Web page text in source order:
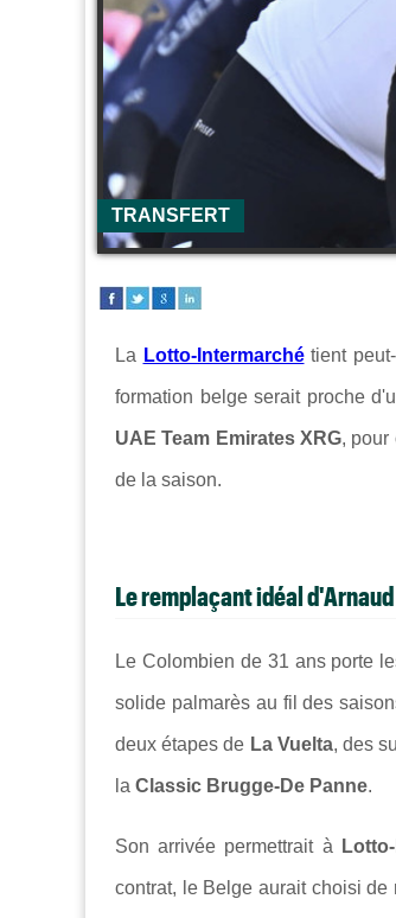
TRANSFERT
La Lotto-Intermarchétient
formation belge serait proche
UAE Team Emirates XRG, pour
de la saison.
Le remplaçant idéal d'Arnaud
Le Colombien de 31 ans porte
solide palmarès au fil des
deux étapes de La Vuelta, des
la Classic Brugge-De Panne.
Son arrivée permettrait à
contrat, le Belge aurait choisi